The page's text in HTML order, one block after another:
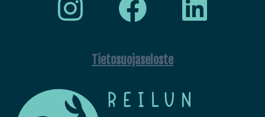
Tietosuojaseloste